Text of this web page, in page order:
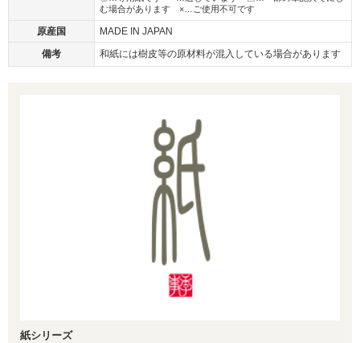
む場合があります ×…ご使用不可です
原産国
MADE IN JAPAN
備考
和紙には樹皮等の原材料が混入している場合があります
紙シリーズ